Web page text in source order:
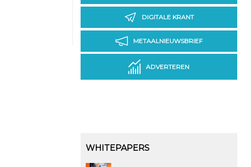
DIGITALE KRANT
METAALNIEUWSBRIEF
ADVERTEREN
WHITEPAPERS